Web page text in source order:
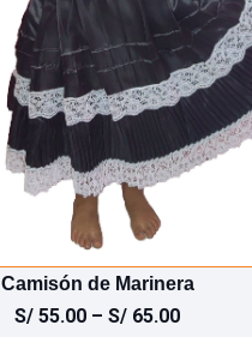
Camisón de Marinera
S/ 55.00 – S/ 65.00